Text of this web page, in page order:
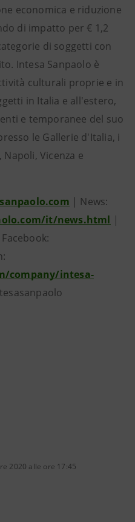
economica e riduzione
di impatto per € 1,2
di soggetti con
Intesa Sanpaolo è
culturali proprie e in
in Italia e all'estero,
e temporanee del suo
le Gallerie d'Italia, i
Vicenza e
| News:
it/news.html |
company/intesa-
2020 alle ore 17:45